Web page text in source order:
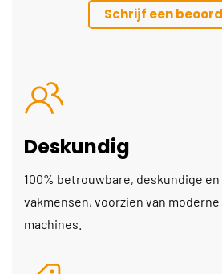
Schrijf een
Deskundig
100% betrouwbare, deskundige
vakmensen, voorzien van
machines.